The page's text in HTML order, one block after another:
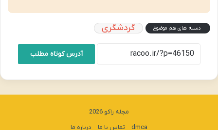
دسته های هم موضوع گردشگری
آدرس کوتاه مطلب
مجله راکو 2026
dmca
تماس با ما درباره ما